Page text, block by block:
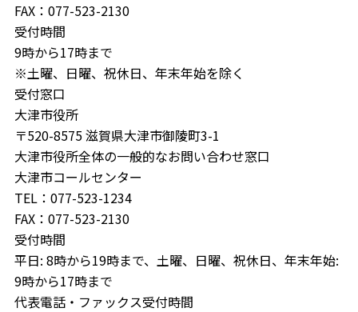
FAX：077-523-2130
受付時間
9時から17時まで
※土曜、日曜、祝休日、年末年始を除く
受付窓口
大津市役所
〒520-8575 滋賀県大津市御陵町3-1
大津市役所全体の一般的なお問い合わせ窓口
大津市コールセンター
TEL：077-523-1234
FAX：077-523-2130
受付時間
平日: 8時から19時まで、土曜、日曜、祝休日、年末年始:
9時から17時まで
代表電話・ファックス受付時間